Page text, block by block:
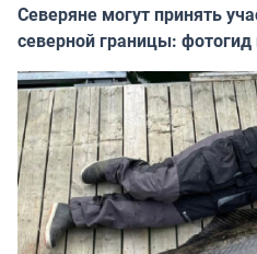
Северяне могут принять
северной границы: фотогид